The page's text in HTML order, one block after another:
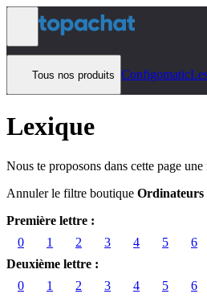
Aller au contenu
Tous nos produits Configomatic
Lexique
Nous te proposons dans cette page
Annuler le filtre boutique Ordinateurs
Première lettre :
0
1 2 3 4 5 6
Deuxième lettre :
0
1 2 3 4 5 6